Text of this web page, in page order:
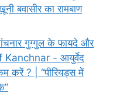
बवासीर का रामबाण
गुग्गुल के फायदे और
- आयुर्वेद
करें ? | “पीरियड्स में